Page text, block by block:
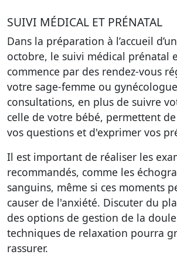
SUIVI MÉDICAL ET PRÉNATAL
Dans la préparation à l’accueil
octobre, le suivi médical prénatal
commence par des rendez-vous
votre sage-femme ou
consultations, en plus de suivre
celle de votre bébé, permettent
vos questions et d'exprimer vos
Il est important de réaliser les
recommandés, comme les
sanguins, même si ces moments
causer de l'anxiété. Discuter du
des options de gestion de la
techniques de relaxation pourra
rassurer.